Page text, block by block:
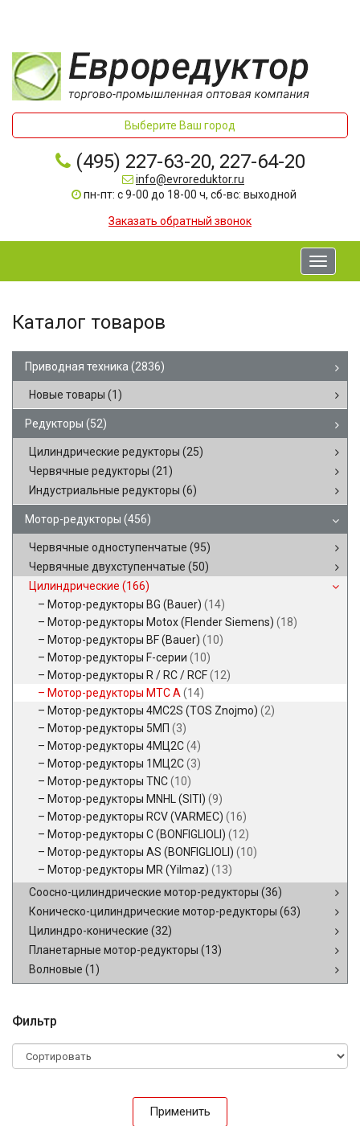
Выберите Ваш город
(495) 227-63-20, 227-64-20
info@evroreduktor.ru
пн-пт: с 9-00 до 18-00 ч, сб-вс: выходной
Заказать обратный звонок
Toggle
Каталог товаров
Приводная техника (2836)
Новые товары (1)
Редукторы (52)
Цилиндрические редукторы (25)
Червячные редукторы (21)
Индустриальные редукторы (6)
Мотор-редукторы (456)
Червячные одноступенчатые (95)
Червячные двухступенчатые (50)
Цилиндрические (166)
Мотор-редукторы BG (Bauer) (14)
Мотор-редукторы Motox (Flender Siemens) (18)
Мотор-редукторы BF (Bauer) (10)
Мотор-редукторы F-серии (10)
Мотор-редукторы R / RC / RCF(12)
Мотор-редукторы MTC A (14)
Мотор-редукторы 4MC2S (TOS Znojmo) (2)
Мотор-редукторы 5МП (3)
Мотор-редукторы 4МЦ2С(4)
Мотор-редукторы 1МЦ2С(3)
Мотор-редукторы TNC(10)
Мотор-редукторы MNHL (SITI) (9)
Мотор-редукторы RCV (VARMEC) (16)
Мотор-редукторы C (BONFIGLIOLI) (12)
Мотор-редукторы AS (BONFIGLIOLI) (10)
Мотор-редукторы MR (Yilmaz) (13)
Соосно-цилиндрические мотор-редукторы (36)
Коническо-цилиндрические мотор-редукторы (63)
Цилиндро-конические (32)
Планетарные мотор-редукторы (13)
Волновые (1)
Фильтр
Применить